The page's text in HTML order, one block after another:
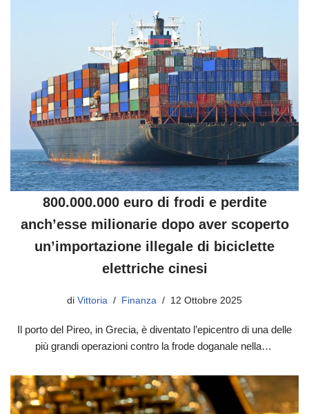
800.000.000 euro di frodi e perdite
anch’esse milionarie dopo aver scoperto
un’importazione illegale di biciclette
elettriche cinesi
di Vittoria Finanza 12 Ottobre 2025
Il porto del Pireo, in Grecia, è diventato l’epicentro di una delle
più grandi operazioni contro la frode doganale nella…